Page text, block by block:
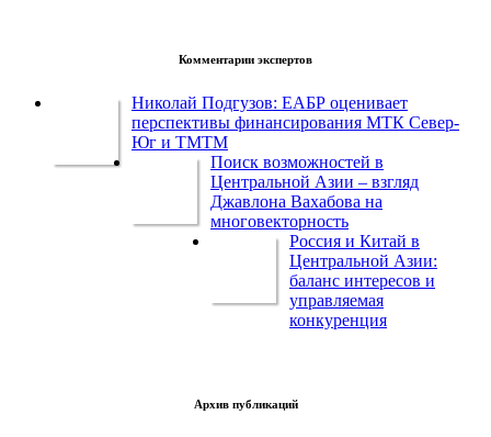
Комментарии экспертов
Николай Подгузов: ЕАБР оценивает
перспективы финансирования МТК Север-
Юг и ТМТМ
Поиск возможностей в
Центральной Азии – взгляд
Джавлона Вахабова на
многовекторность
Россия и Китай в
Центральной Азии:
баланс интересов и
управляемая
конкуренция
Архив публикаций